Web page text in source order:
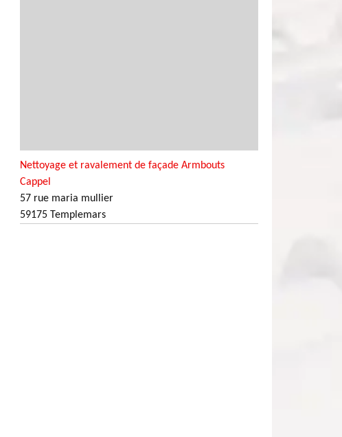
Nettoyage et ravalement de façade Armbouts
Cappel
57 rue maria mullier
59175 Templemars